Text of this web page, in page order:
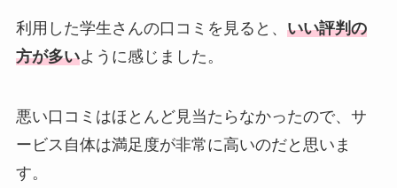
利用した学生さんの口コミを見ると、 いい評判の
方が多いように感じました。
悪い口コミはほとんど見当たらなかったので、サ
ービス自体は満足度が非常に高いのだと思いま
す。